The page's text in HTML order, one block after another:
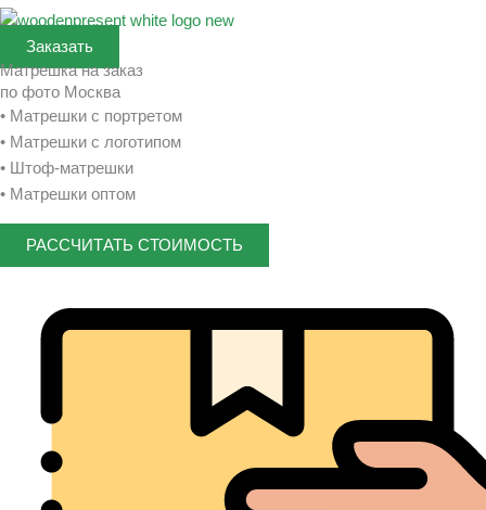
Заказать
Матрешка на заказ
по фото Москва
• Матрешки с портретом
• Матрешки с логотипом
• Штоф-матрешки
• Матрешки оптом
РАССЧИТАТЬ СТОИМОСТЬ